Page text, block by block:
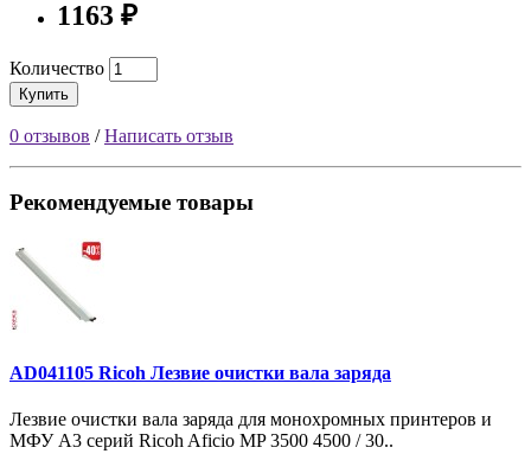
1163 ₽
Количество
Купить
0 отзывов /Написать отзыв
Рекомендуемые товары
AD041105 Ricoh Лезвие очистки вала заряда
Лезвие очистки вала заряда для монохромных принтеров и
МФУ A3 серий Ricoh Aficio MP 3500 4500 / 30..